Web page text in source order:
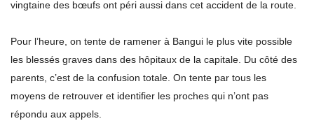
vingtaine des bœufs ont péri aussi dans cet accident de la route.
Pour l’heure, on tente de ramener à Bangui le plus vite possible
les blessés graves dans des hôpitaux de la capitale. Du côté des
parents, c’est de la confusion totale. On tente par tous les
moyens de retrouver et identifier les proches qui n’ont pas
répondu aux appels.